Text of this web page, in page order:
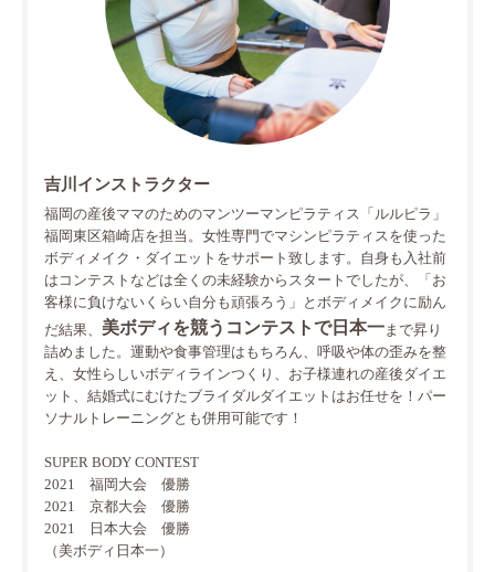
吉川インストラクター
福岡の産後ママのためのマンツーマンピラティス「ルルピラ」
福岡東区箱崎店を担当。女性専門でマシンピラティスを使った
ボディメイク・ダイエットをサポート致します。自身も入社前
はコンテストなどは全くの未経験からスタートでしたが、「お
客様に負けないくらい自分も頑張ろう」とボディメイクに励ん
だ結果、 美ボディを競うコンテストで日本一まで昇り
詰めました。運動や食事管理はもちろん、呼吸や体の歪みを整
え、女性らしいボディラインつくり、お子様連れの産後ダイエ
ット、結婚式にむけたブライダルダイエットはお任せを！パー
ソナルトレーニングとも併用可能です！
SUPER BODY CONTEST
2021 福岡大会 優勝
2021 京都大会 優勝
2021 日本大会 優勝
（美ボディ日本一）